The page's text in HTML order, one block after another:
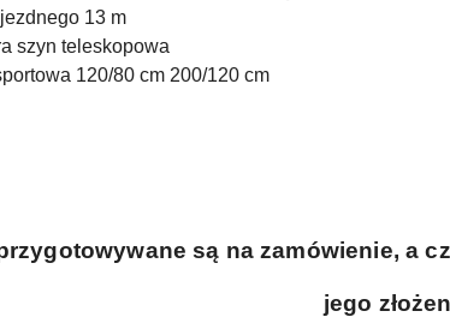
13 m
szyn teleskopowa
120/80 cm 200/120 cm
są na zamówienie, a
jego